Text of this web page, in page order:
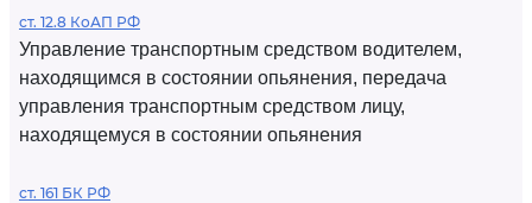
ст. 12.8 КоАП РФ
Управление транспортным средством водителем,
находящимся в состоянии опьянения, передача
управления транспортным средством лицу,
находящемуся в состоянии опьянения
ст. 161 БК РФ